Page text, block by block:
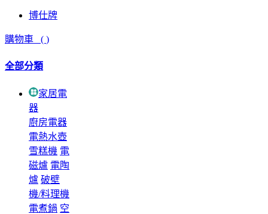
博仕牌
購物車 ( )
全部分類
家居電
器
廚房電器
電熱水壺
雪糕機 電
磁爐 電陶
爐 破壁
機/料理機
電煮鍋 空